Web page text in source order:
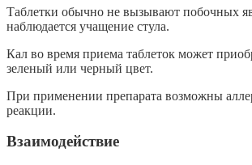
Таблетки обычно не вызывают побочных
наблюдается учащение стула.
Кал во время приема таблеток может
зеленый или черный цвет.
При применении препарата возможны
реакции.
Взаимодействие